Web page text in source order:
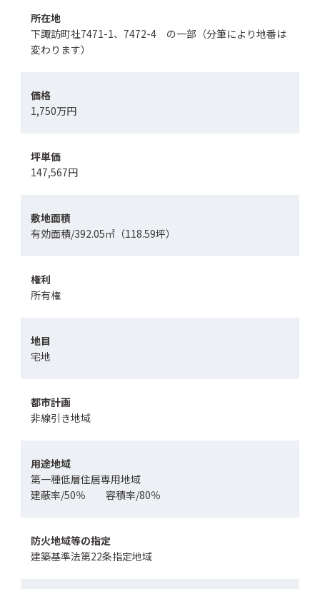
所在地
下諏訪町社7471-1、7472-4 の一部（分筆により地番は
変わります）
価格
1,750万円
坪単価
147,567円
敷地面積
有効面積/392.05㎡（118.59坪）
権利
所有権
地目
宅地
都市計画
非線引き地域
用途地域
第一種低層住居専用地域
建蔽率/50％ 容積率/80％
防火地域等の指定
建築基準法第22条指定地域